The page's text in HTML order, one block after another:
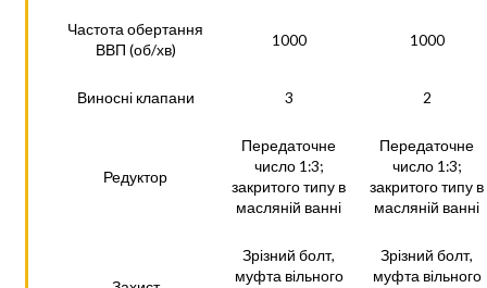
Частота обертання
ВВП (об/хв)
1000 1000
Виносні клапани 3 2
Редуктор
Передаточне
число 1:3;
закритого типу в
масляній ванні
Передаточне
число 1:3;
закритого типу в
масляній ванні
Зрізний болт,
муфта вільного
Зрізний болт,
муфта вільного